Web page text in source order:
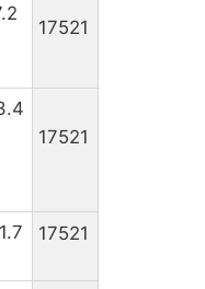
17521
17521
17521